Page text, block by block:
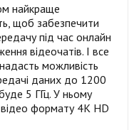
найкраще
щоб забезпечити
під час онлайн
відеочатів. І все
можливість
даних до 1200
5 ГГц. У ньому
формату 4K HD